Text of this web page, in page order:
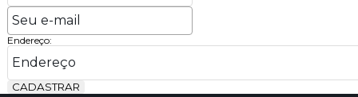
Endereço:
CADASTRAR